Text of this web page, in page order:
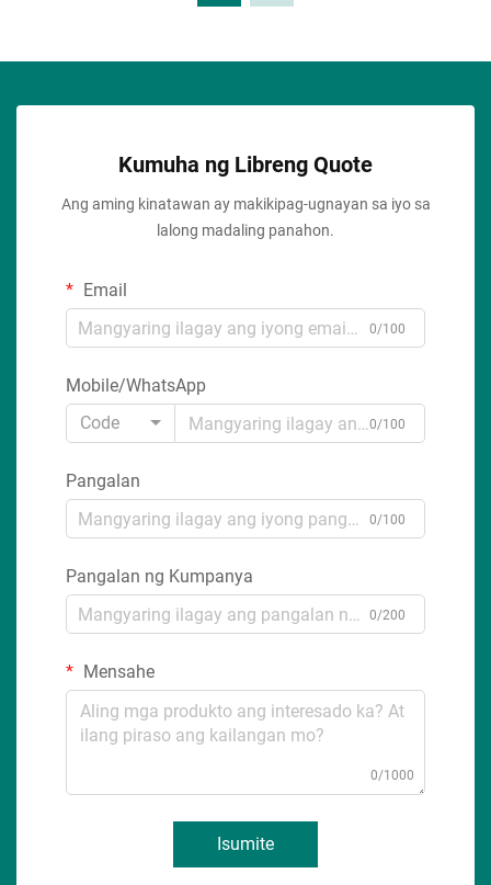
Kumuha ng Libreng Quote
Ang aming kinatawan ay makikipag-ugnayan sa iyo sa
lalong madaling panahon.
Email
0/100
Mobile/WhatsApp
Code
0/100
Pangalan
0/100
Pangalan ng Kumpanya
0/200
Mensahe
0/1000
Isumite